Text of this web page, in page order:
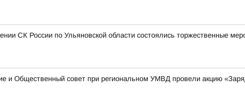
СК России по Ульяновской области состоялись торжественные
и Общественный совет при региональном УМВД провели акцию